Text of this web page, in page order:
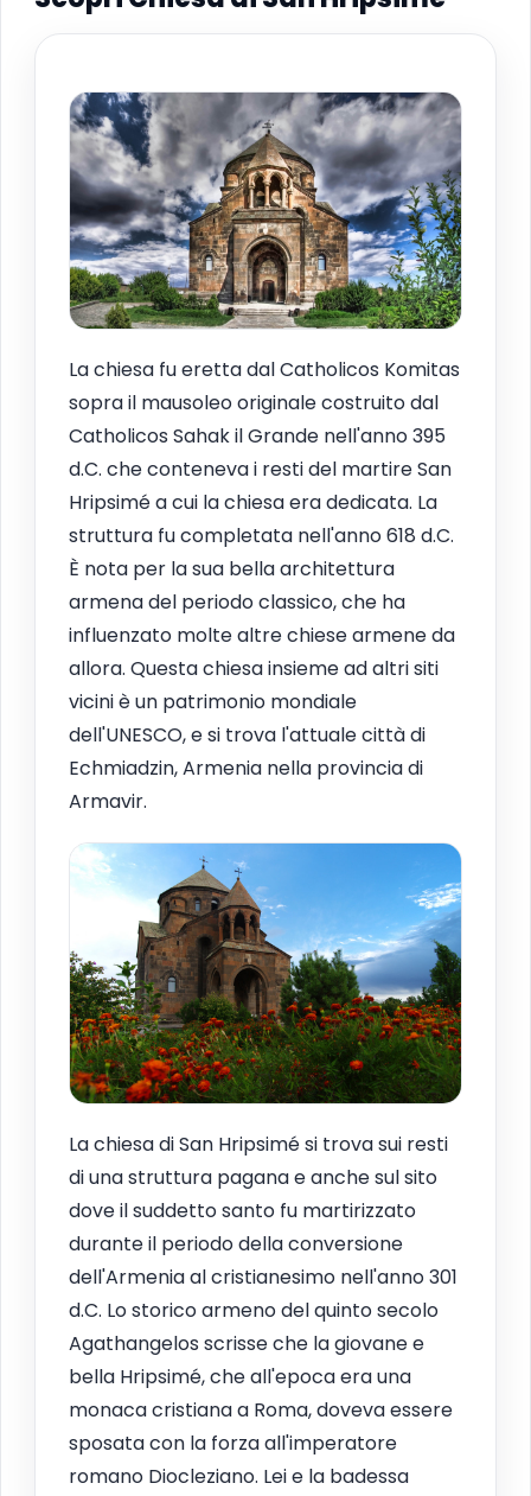
La chiesa fu eretta dal Catholicos Komitas
sopra il mausoleo originale costruito dal
Catholicos Sahak il Grande nell'anno 395
d.C. che conteneva i resti del martire San
Hripsimé a cui la chiesa era dedicata. La
struttura fu completata nell'anno 618 d.C.
È nota per la sua bella architettura
armena del periodo classico, che ha
influenzato molte altre chiese armene da
allora. Questa chiesa insieme ad altri siti
vicini è un patrimonio mondiale
dell'UNESCO, e si trova l'attuale città di
Echmiadzin, Armenia nella provincia di
Armavir.
La chiesa di San Hripsimé si trova sui resti
di una struttura pagana e anche sul sito
dove il suddetto santo fu martirizzato
durante il periodo della conversione
dell'Armenia al cristianesimo nell'anno 301
d.C. Lo storico armeno del quinto secolo
Agathangelos scrisse che la giovane e
bella Hripsimé, che all'epoca era una
monaca cristiana a Roma, doveva essere
sposata con la forza all'imperatore
romano Diocleziano. Lei e la badessa